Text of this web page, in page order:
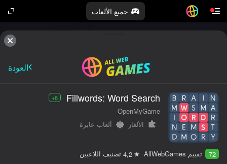
جميع الألعاب
العودة
Fillwords: Word Search
6+
OpenMyGame
الألغاز
ألعاب عابرة
72 تقييم AllWebGames 4,2 تصنيف اللاعبين